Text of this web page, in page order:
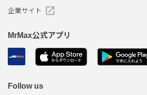
企業サイト
MrMax公式アプリ
Follow us